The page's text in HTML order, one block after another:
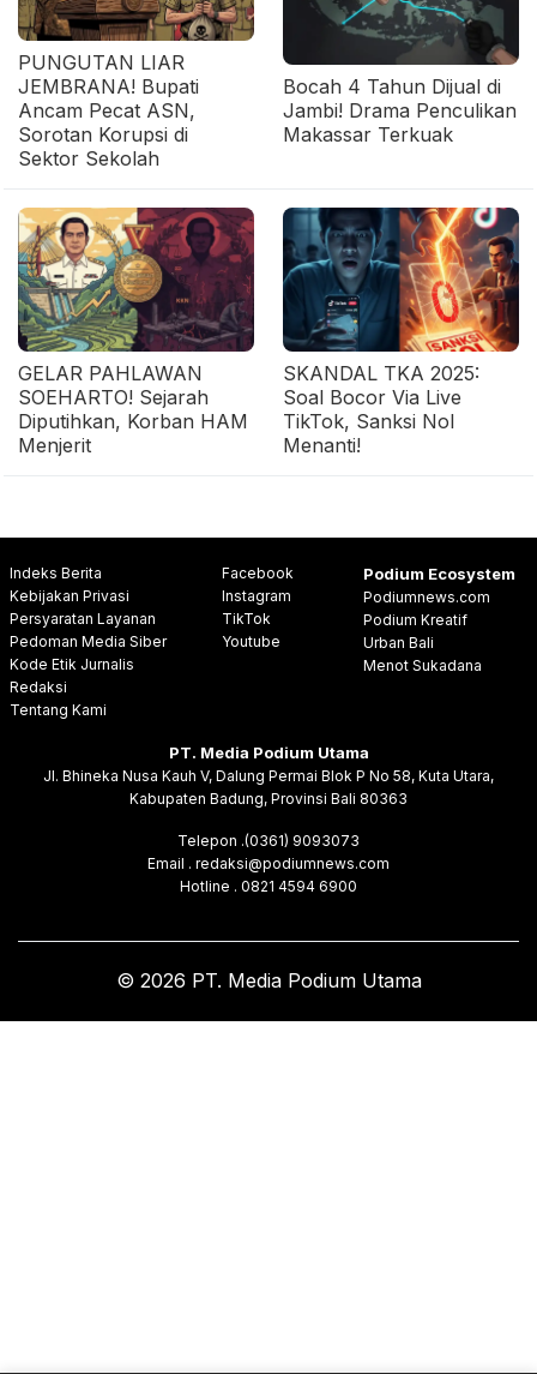
PUNGUTAN LIAR
JEMBRANA! Bupati
Ancam Pecat ASN,
Sorotan Korupsi di
Sektor Sekolah
Bocah 4 Tahun Dijual di
Jambi! Drama Penculikan
Makassar Terkuak
GELAR PAHLAWAN
SOEHARTO! Sejarah
Diputihkan, Korban HAM
Menjerit
SKANDAL TKA 2025:
Soal Bocor Via Live
TikTok, Sanksi Nol
Menanti!
Indeks Berita
Kebijakan Privasi
Persyaratan Layanan
Pedoman Media Siber
Kode Etik Jurnalis
Redaksi
Tentang Kami
Facebook
Instagram
TikTok
Youtube
Podium Ecosystem
Podiumnews.com
Podium Kreatif
Urban Bali
Menot Sukadana
PT. Media Podium Utama
Jl. Bhineka Nusa Kauh V, Dalung Permai Blok P No 58, Kuta Utara,
Kabupaten Badung, Provinsi Bali 80363
Telepon .(0361) 9093073
Email . redaksi@podiumnews.com
Hotline . 0821 4594 6900
© 2026 PT. Media Podium Utama